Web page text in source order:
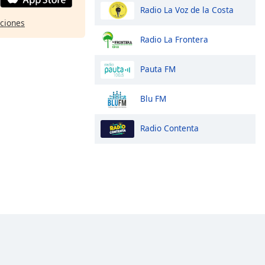
Radio La Voz de la Costa
Radio La Frontera
Pauta FM
Blu FM
Radio Contenta